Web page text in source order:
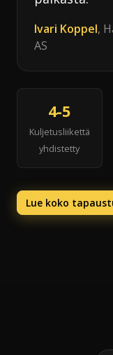
Ivari Koppel,
AS
4-5
Kuljetusliikettä
yhdistetty
Lue koko